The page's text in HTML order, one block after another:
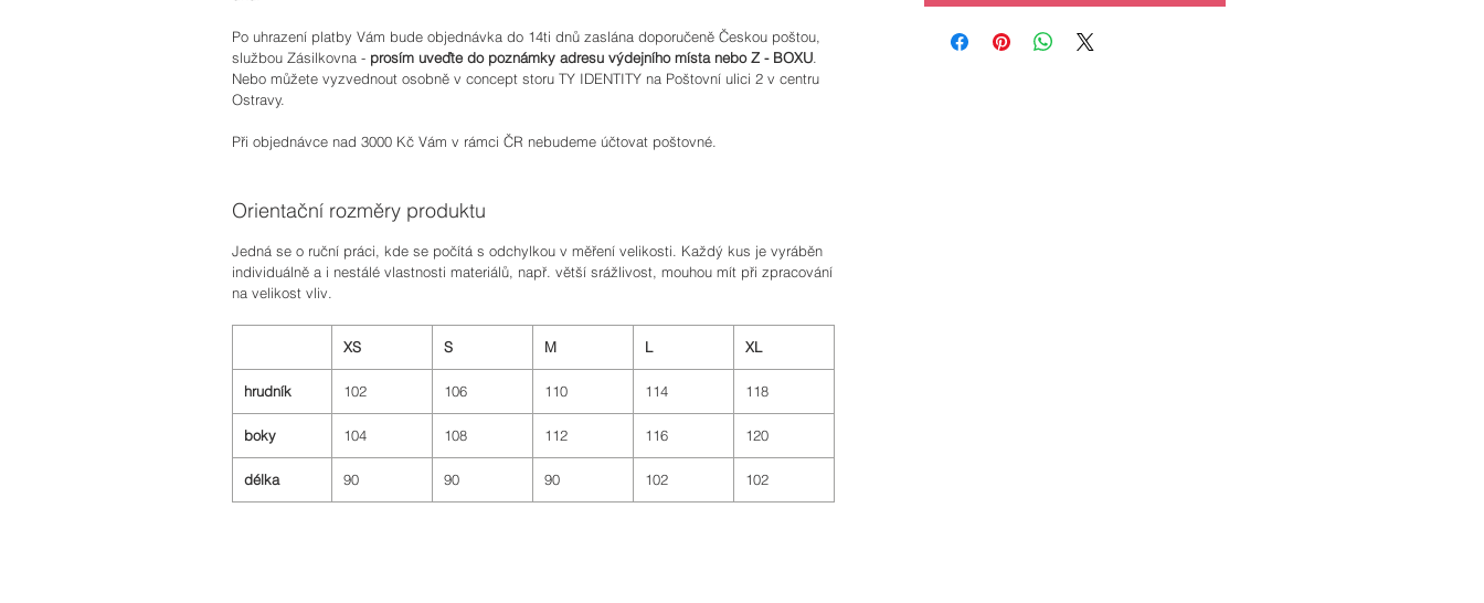
Po uhrazení platby Vám bude objednávka do 14ti dnů zaslána doporučeně Českou poštou,
službou Zásilkovna - prosím uveďte do poznámky adresu výdejního místa nebo Z - BOXU
Nebo můžete vyzvednout osobně v concept storu TY IDENTITY na Poštovní ulici 2 v centru
Ostravy.
Při objednávce nad 3000 Kč Vám v rámci ČR nebudeme účtovat poštovné.
Orientační rozměry produktu
Jedná se o ruční práci, kde se počítá s odchylkou v měření velikosti. Každý kus je vyráběn
individuálně a i nestálé vlastnosti materiálů, např. větší srážlivost, mouhou mít při zpracování
na velikost vliv.
XS S M L XL
hrudník 102 106 110 114 118
boky 104 108 112 116 120
délka 90 90 90 102 102